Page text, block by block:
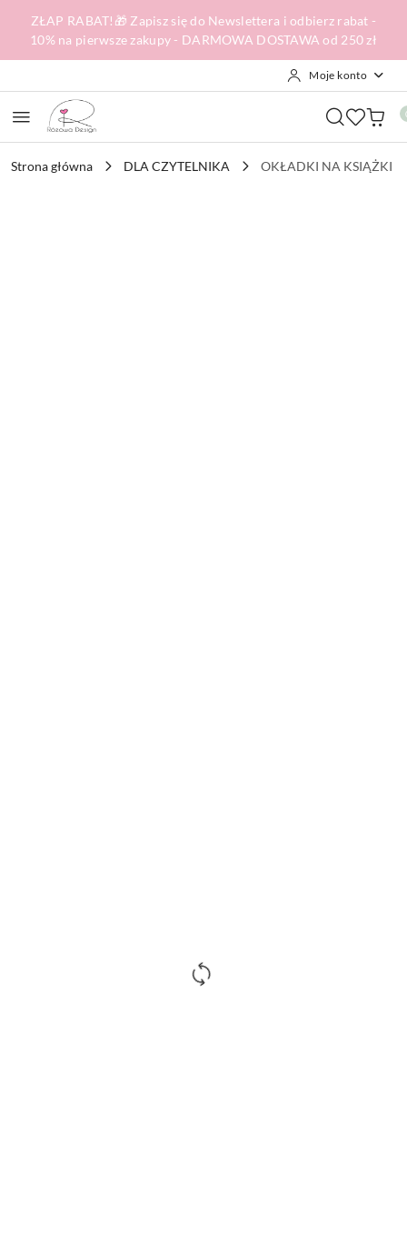
Przejdź do treści głównej
Przejdź do wyszukiwarki
Przejdź do moje konto
Przejdź do menu głównego
Przejdź do opisu produktu
Przejdź do stopki
ZŁAP RABAT!🎁 Zapisz się do Newslettera i odbierz rabat -
10% na pierwsze zakupy - DARMOWA DOSTAWA od 250 zł
Moje konto
Strona główna DLA CZYTELNIKA OKŁADKI NA KSIĄŻKI